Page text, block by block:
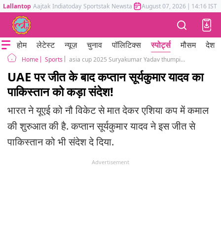
Lallantop Aajtak Indiatoday Sportstak Newstak Mumbai Tak Astrotak
August 07, 2026 | 14:16 IST
होम लेटेस्ट न्यूज़ चुनाव पॉलिटिक्स स्पोर्ट्स मौसम देश
Home Sports asia cup 2025 Suryakumar Yadav thumping statement to Pakistan with rousing win over UAE
UAE पर जीत के बाद कप्तान सूर्यकुमार यादव का
पाकिस्तान को कड़ा संदेश!
भारत ने यूएई को नौ विकेट से मात देकर एशिया कप में कमाल
की शुरुआत की है. कप्तान सूर्यकुमार यादव ने इस जीत से
पाकिस्तान को भी संदेश दे दिया.
Advertisement